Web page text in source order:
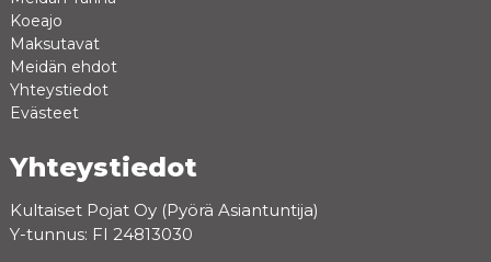
Koeajo
Maksutavat
Meidän ehdot
Yhteystiedot
Evästeet
Yhteystiedot
Kultaiset Pojat Oy (Pyörä Asiantuntija)
Y-tunnus: FI 24813030